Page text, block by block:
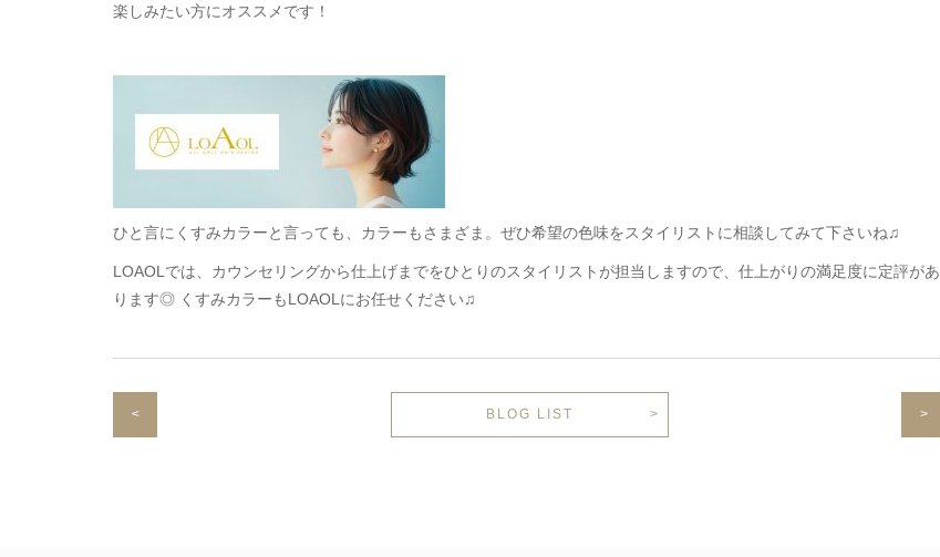
楽しみたい方にオススメです！
ひと言にくすみカラーと言っても、カラーもさまざま。ぜひ希望の色味をスタイリストに相談してみて下さいね♫
LOAOLでは、カウンセリングから仕上げまでをひとりのスタイリストが担当しますので、仕上がりの満足度に定評があ
ります◎ くすみカラーもLOAOLにお任せください♫
< BLOG LIST >